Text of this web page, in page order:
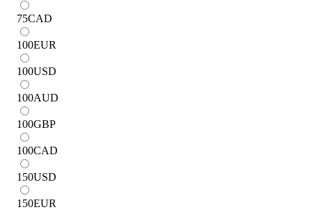
75CAD
100EUR
100USD
100AUD
100GBP
100CAD
150USD
150EUR